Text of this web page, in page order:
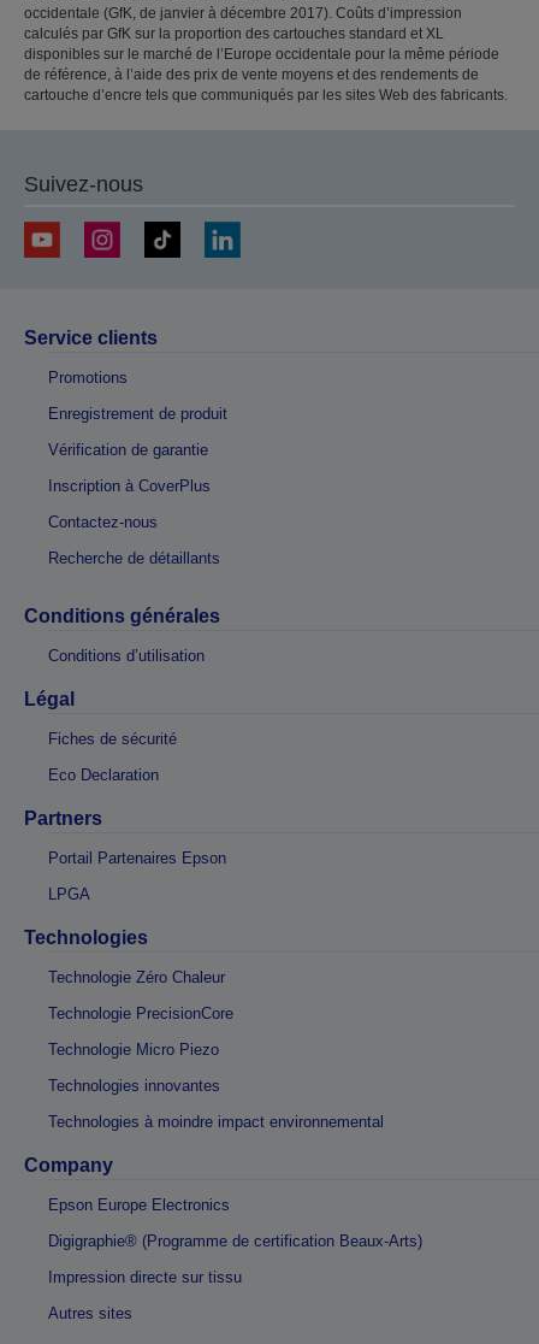
occidentale (GfK, de janvier à décembre 2017). Coûts d’impression
calculés par GfK sur la proportion des cartouches standard et XL
disponibles sur le marché de l’Europe occidentale pour la même période
de référence, à l’aide des prix de vente moyens et des rendements de
cartouche d’encre tels que communiqués par les sites Web des fabricants.
Suivez-nous
Service clients
Promotions
Enregistrement de produit
Vérification de garantie
Inscription à CoverPlus
Contactez-nous
Recherche de détaillants
Conditions générales
Conditions d’utilisation
Légal
Fiches de sécurité
Eco Declaration
Partners
Portail Partenaires Epson
LPGA
Technologies
Technologie Zéro Chaleur
Technologie PrecisionCore
Technologie Micro Piezo
Technologies innovantes
Technologies à moindre impact environnemental
Company
Epson Europe Electronics
Digigraphie® (Programme de certification Beaux-Arts)
Impression directe sur tissu
Autres sites